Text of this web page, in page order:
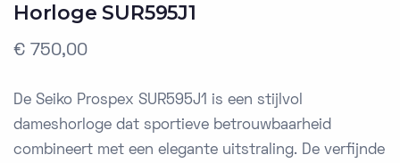
Horloge SUR595J1
€ 750,00
De Seiko Prospex SUR595J1 is een stijlvol
dameshorloge dat sportieve betrouwbaarheid
combineert met een elegante uitstraling. De verfijnde